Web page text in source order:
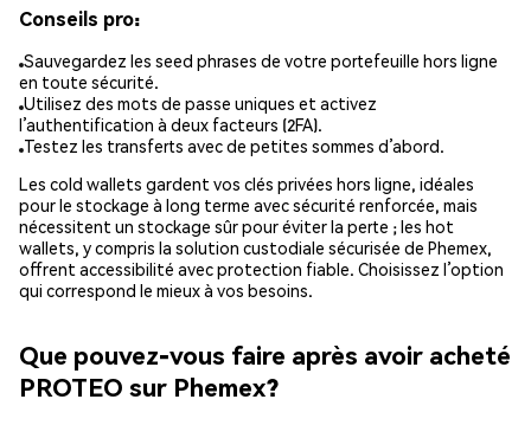
Conseils pro:
Sauvegardez les seed phrases de votre portefeuille hors ligne
en toute sécurité.
Utilisez des mots de passe uniques et activez
l’authentification à deux facteurs (2FA).
Testez les transferts avec de petites sommes d’abord.
Les cold wallets gardent vos clés privées hors ligne, idéales
pour le stockage à long terme avec sécurité renforcée, mais
nécessitent un stockage sûr pour éviter la perte ; les hot
wallets, y compris la solution custodiale sécurisée de Phemex,
offrent accessibilité avec protection fiable. Choisissez l’option
qui correspond le mieux à vos besoins.
Que pouvez-vous faire après avoir acheté
PROTEO sur Phemex?